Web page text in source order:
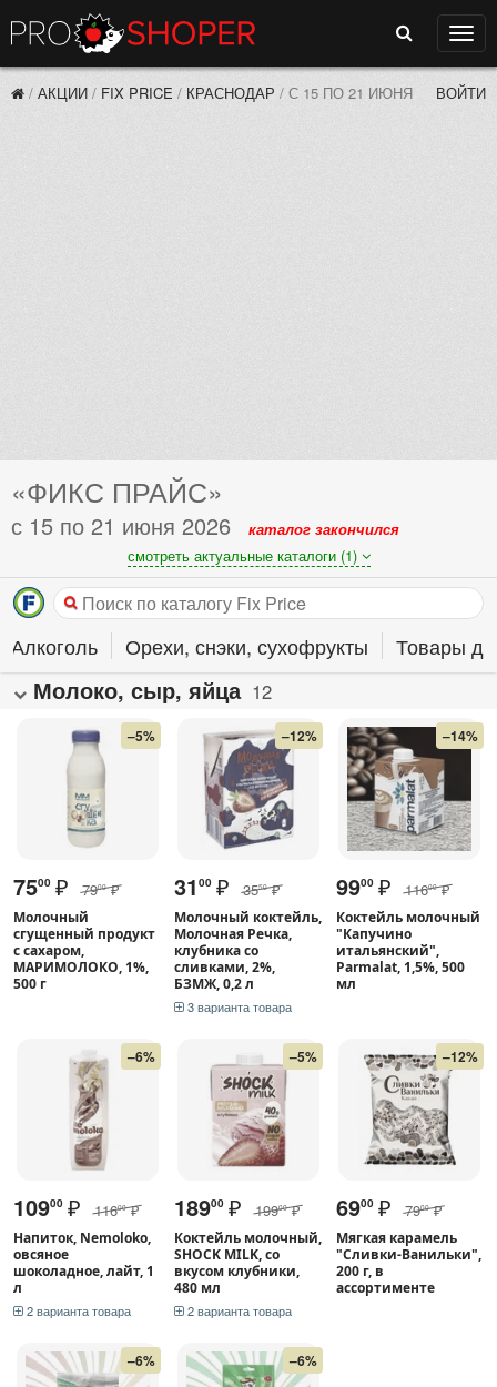
Поиск
/ АКЦИИ / FIX PRICE / КРАСНОДАР / С 15 ПО 21 ИЮНЯ ВОЙТИ
«ФИКС ПРАЙС»
с 15 по 21 июня 2026
каталог закончился
смотреть актуальные каталоги (1)
Алкоголь Орехи, снэки, сухофрукты Товары
Молоко, сыр, яйца 12
–5%
7500 ₽ 7900 ₽
Молочный
сгущенный продукт
с сахаром,
МАРИМОЛОКО, 1%,
500 г
–12%
3100 ₽ 3550 ₽
Молочный коктейль,
Молочная Речка,
клубника со
сливками, 2%,
БЗМЖ, 0,2 л
3 варианта товара
–14%
9900 ₽ 11600 ₽
Коктейль молочный
"Капучино
итальянский",
Parmalat, 1,5%, 500
мл
–6%
10900 ₽ 11600 ₽
Напиток, Nemoloko,
овсяное
шоколадное, лайт, 1
л
2 варианта товара
–5%
18900 ₽ 19900 ₽
Коктейль молочный,
SHOCK MILK, со
вкусом клубники,
480 мл
2 варианта товара
–12%
6900 ₽ 7900 ₽
Мягкая карамель
"Сливки-Ванильки",
200 г, в
ассортименте
–6% –6%